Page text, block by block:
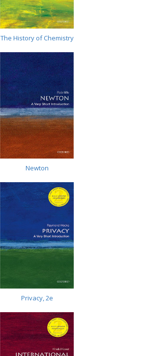
The History of Chemistry
Newton
Privacy, 2e